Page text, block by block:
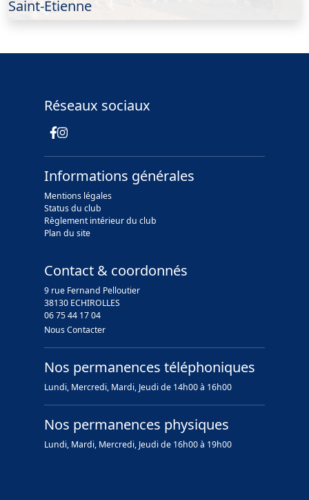
Saint-Étienne
Réseaux sociaux
Informations générales
Mentions légales
Status du club
Règlement intérieur du club
Plan du site
Contact & coordonnés
9 rue Fernand Pelloutier
38130 ECHIROLLES
06 75 44 17 04
Nous Contacter
Nos permanences téléphoniques
Lundi, Mercredi, Mardi, Jeudi de 14h00 à 16h00
Nos permanences physiques
Lundi, Mardi, Mercredi, Jeudi de 16h00 à 19h00